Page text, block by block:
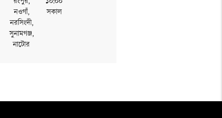
নওগাঁ,
নরসিংদী,
সুনামগঞ্জ,
নাটোর
সকাল